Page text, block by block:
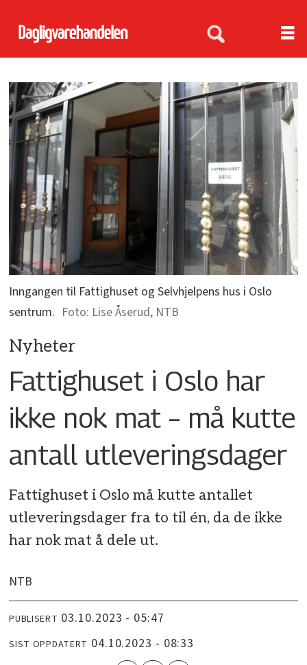
Inngangen til Fattighuset og Selvhjelpens hus i Oslo
sentrum.
Lise Åserud, NTB
Nyheter
Fattighuset i Oslo har
ikke nok mat – må kutte
antall utleveringsdager
Fattighuset i Oslo må kutte antallet
utleveringsdager fra to til én, da de ikke
har nok mat å dele ut.
NTB
PUBLISERT 03.10.2023 - 05:47
SIST OPPDATERT 04.10.2023 - 08:33